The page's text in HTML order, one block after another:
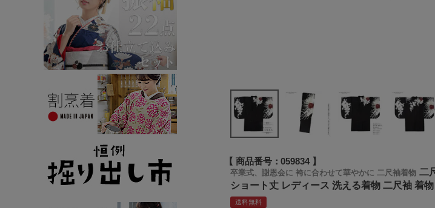
商品番号 059834
卒業式、謝恩会に 袴に合わせて華やかに 二尺袖着物 二
ショート丈 レディース 洗える着物 二尺袖 着
送料無料